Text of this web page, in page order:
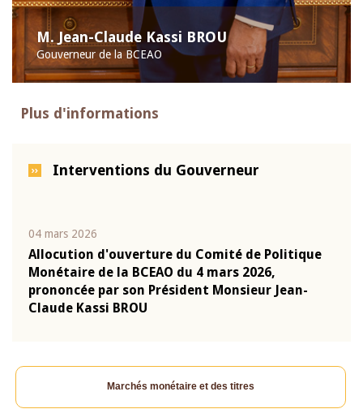
M. Jean-Claude Kassi BROU
Gouverneur de la BCEAO
Plus d'informations
Interventions du Gouverneur
04 mars 2026
Allocution d'ouverture du Comité de Politique
Monétaire de la BCEAO du 4 mars 2026,
prononcée par son Président Monsieur Jean-
Claude Kassi BROU
Marchés monétaire et des titres